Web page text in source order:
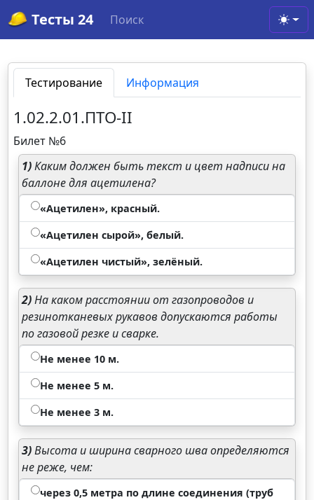
Тесты 24 Поиск
Тестирование Информация
1.02.2.01.ПТО-II
Билет №6
1)Каким должен быть текст и цвет надписи на
баллоне для ацетилена?
«Ацетилен», красный.
«Ацетилен сырой», белый.
«Ацетилен чистый», зелёный.
2)На каком расстоянии от газопроводов и
резинотканевых рукавов допускаются работы
по газовой резке и сварке.
Не менее 10 м.
Не менее 5 м.
Не менее 3 м.
3)Высота и ширина сварного шва определяются
не реже, чем:
через 0,5 метра по длине соединения (труб